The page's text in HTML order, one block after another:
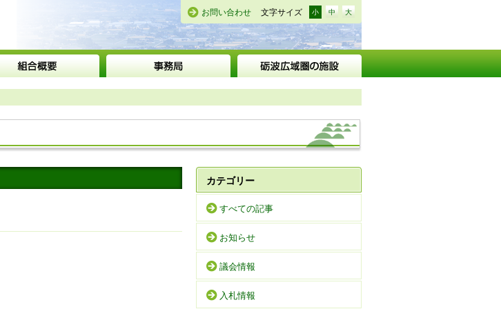
お問い合わせ 文字サイズ 小 中 大
カテゴリー
すべての記事
お知らせ
議会情報
入札情報